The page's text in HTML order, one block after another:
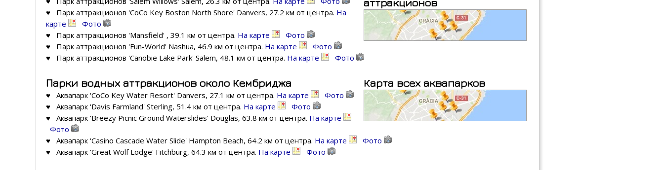
аттракционов
♥ Парк аттракционов 'CoCo Key Boston North Shore' Danvers, 27.2 км от центра. На
карте
Фото
♥ Парк аттракционов 'Mansfield' , 39.1 км от центра. На карте
Фото
♥ Парк аттракционов 'Fun-World' Nashua, 46.9 км от центра. На карте
Фото
♥ Парк аттракционов 'Canobie Lake Park' Salem, 48.1 км от центра. На карте Фото
Карта всех аквапарков
Парки водных аттракционов около Кембриджа
♥ Аквапарк 'CoCo Key Water Resort' Danvers, 27.1 км от центра. На карте
Фото
♥ Аквапарк 'Davis Farmland' Sterling, 51.4 км от центра. На карте
Фото
♥ Аквапарк 'Breezy Picnic Ground Waterslides' Douglas, 63.8 км от центра. На карте
Фото
♥ Аквапарк 'Casino Cascade Water Slide' Hampton Beach, 64.2 км от центра. На карте
Фото
♥ Аквапарк 'Great Wolf Lodge' Fitchburg, 64.3 км от центра. На карте Фото